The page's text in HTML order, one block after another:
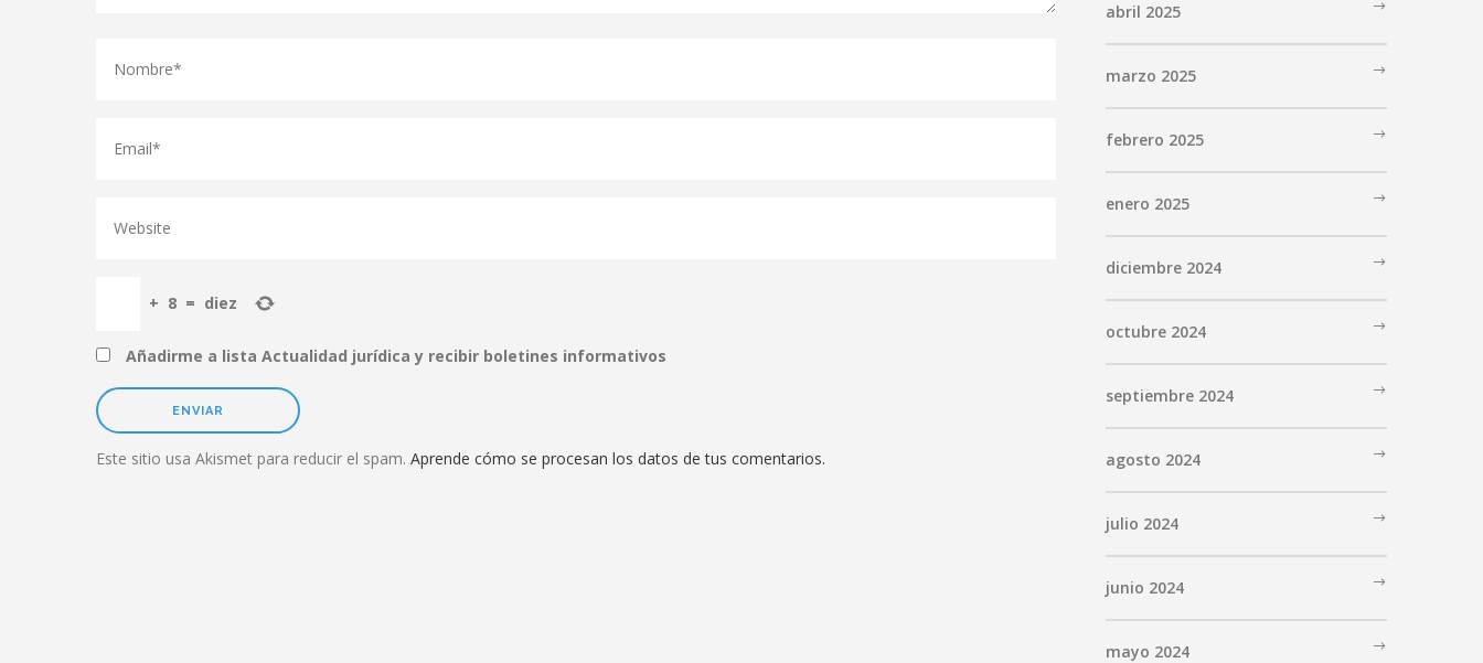
+ 8 = diez
Añadirme a lista Actualidad jurídica y recibir boletines informativos
Este sitio usa Akismet para reducir el spam. Aprende cómo se procesan los datos de tus comentarios.
abril 2025
marzo 2025
febrero 2025
enero 2025
diciembre 2024
octubre 2024
septiembre 2024
agosto 2024
julio 2024
junio 2024
mayo 2024